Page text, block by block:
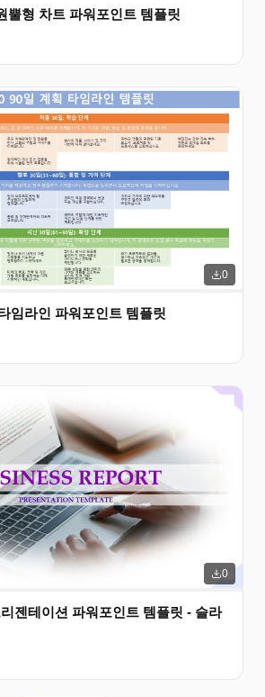
뿔형 차트 파워포인트 템플릿
0
임라인 파워포인트 템플릿
0
젠테이션 파워포인트 템플릿 - 슬라